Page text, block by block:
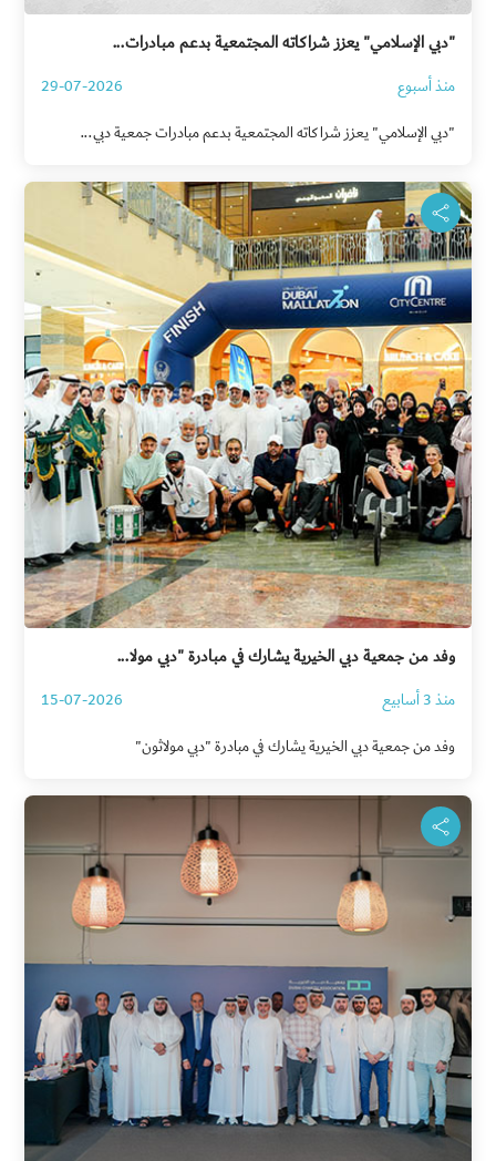
"دبي الإسلامي" يعزز شراكاته المجتمعية بدعم مبادرات...
منذ أسبوع
29-07-2026
"دبي الإسلامي" يعزز شراكاته المجتمعية بدعم مبادرات جمعية دبي...
وفد من جمعية دبي الخيرية يشارك في مبادرة "دبي مولا...
منذ 3 أسابيع
15-07-2026
وفد من جمعية دبي الخيرية يشارك في مبادرة "دبي مولاثون"